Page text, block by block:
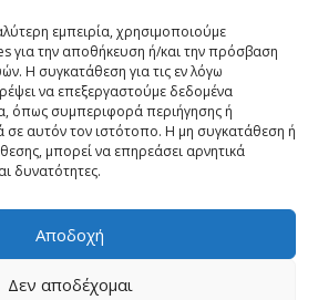
εμπειρία, χρησιμοποιούμε
για την αποθήκευση ή/και την πρόσβαση
Η συγκατάθεση για τις εν λόγω
να επεξεργαστούμε δεδομένα
όπως συμπεριφορά περιήγησης ή
σε αυτόν τον ιστότοπο. Η μη συγκατάθεση ή
μπορεί να επηρεάσει αρνητικά
δυνατότητες.
Αποδοχή
Δεν αποδέχομαι
(ΕΕ)
Όροι και Προϋποθέσεις
All rights reserved. | Powered by